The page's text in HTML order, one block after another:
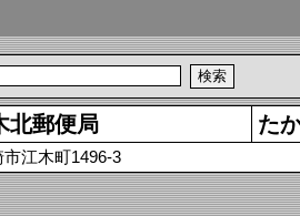
北郵便局 た
江木町1496-3